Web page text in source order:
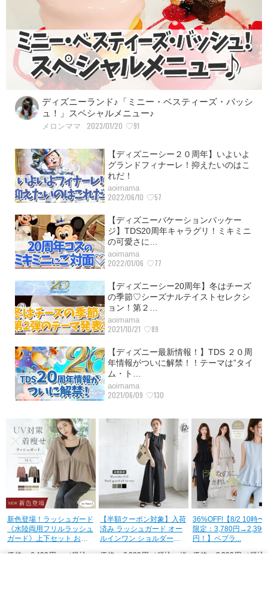
ディズニーランド♪「ミニー・ベスティーズ・バッシ
ュ！」スペシャルメニュー♪
メロンママ 2023/01/20 ♡91
【ディズニーシー２０周年】いよいよ
グランドフィナーレ！抑えたいのはこ
れだ！
aoimama
2022/06/10 ♡57
【ディズニーバケーションパッケー
ジ】TDS20周年キャラグリ！ミキミニ
の可愛さに…
aoimama
2022/01/06 ♡77
【ディズニーシー20周年】冬はチーズ
の季節♡シーズナルテイストセレクシ
ョン！第２…
aoimama
2021/10/21 ♡89
【ディズニー最新情報！】TDS ２０周
年情報がついに解禁！！テーマは”タイ
ム・ト…
aoimama
2021/06/09 ♡130
【半額クーポン対象】入荷
済み ラッシュガード オー
ルインワン ショルダーフ
価格：6,980円（税込、送
36%OFF!【8/2 10時〜24H
限定：3,780円→2,390
円！】ペプラ...
価格：2,390円（税込、送
【7/31！クーポンで
円】 接触冷感 ワイド
ツ ストライプパンツ ...
価格：5,700円（税込